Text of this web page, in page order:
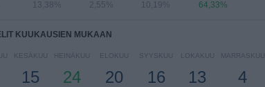
13,38% 2,55% 10,19% 64,33%
KUUKAUSIEN MUKAAN
KESÄKUU
15
HEINÄKUU
24
ELOKUU
20
SYYSKUU
16
LOKAKUU
13
MARRASKUU
4